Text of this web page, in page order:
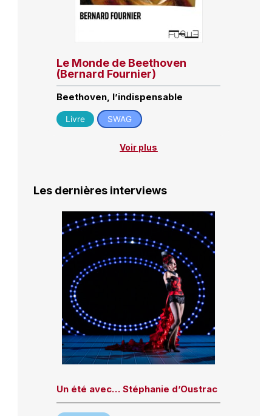
Le Monde de Beethoven
(Bernard Fournier)
Beethoven, l’indispensable
Livre SWAG
Voir plus
Les dernières interviews
Un été avec… Stéphanie d’Oustrac